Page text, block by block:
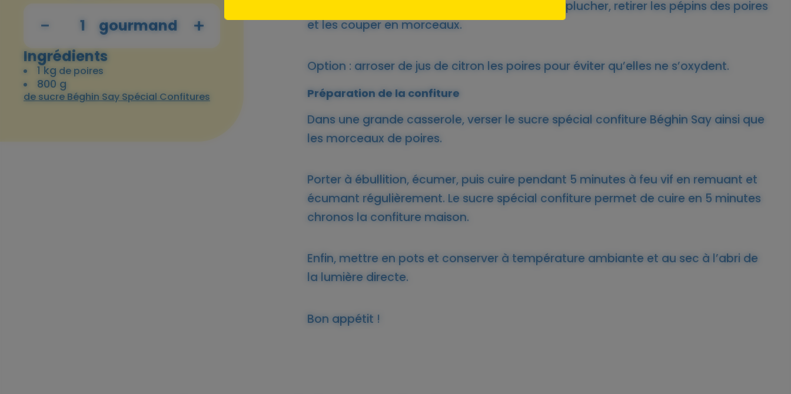
- gourmand +
Ingrédients
1 kg de poires
800 g
de sucre Béghin Say Spécial Confitures
Ensuite, préparer les poires : les nettoyer, les éplucher, retirer les pépins des poires
et les couper en morceaux.
Option : arroser de jus de citron les poires pour éviter qu’elles ne s’oxydent.
Préparation de la confiture
Dans une grande casserole, verser le sucre spécial confiture Béghin Say ainsi que
les morceaux de poires.
Porter à ébullition, écumer, puis cuire pendant 5 minutes à feu vif en remuant et
écumant régulièrement. Le sucre spécial confiture permet de cuire en 5 minutes
chronos la confiture maison.
Enfin, mettre en pots et conserver à température ambiante et au sec à l’abri de
la lumière directe.
Bon appétit !